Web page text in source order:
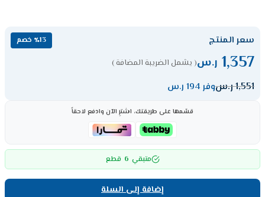
سعر المنتج ٪13 خصم
1,357 ر.س( يشمل الضريبة المضافة )
1,551ر.سوفر 194 ر.س
قسّمها على طريقتك، اشترِ الآن وادفع لاحقاً
متبقي 6 قطع
إضافة إلى السلة